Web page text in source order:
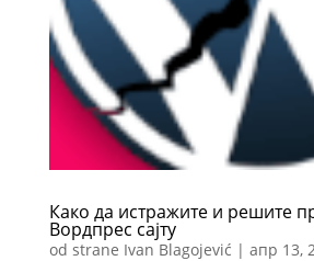
Како да истражите и решите
Вордпрес сајту
od strane Ivan Blagojević | апр 13,